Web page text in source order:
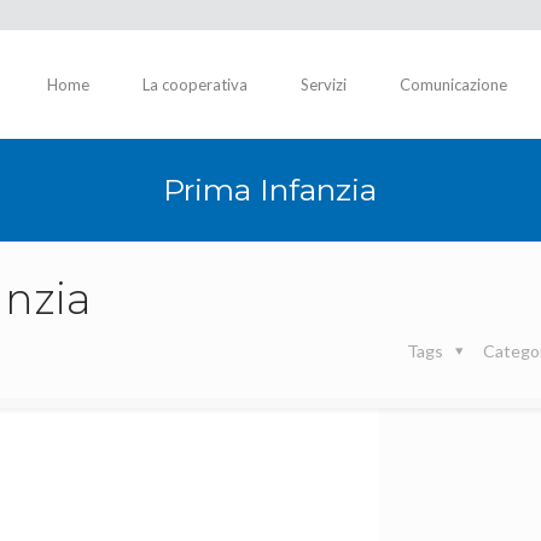
Home La cooperativa Servizi Comunicazione
Prima Infanzia
Tags